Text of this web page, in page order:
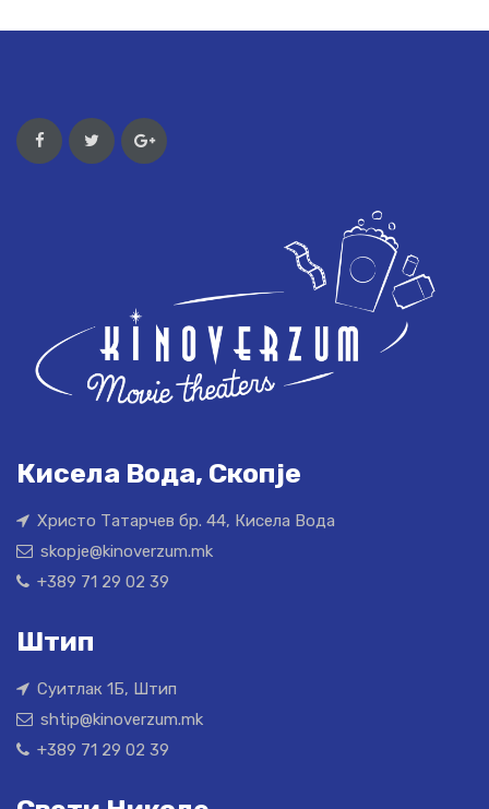
Кисела Вода, Скопје
Христо Татарчев бр. 44, Кисела Вода
skopje@kinoverzum.mk
+389 71 29 02 39
Штип
Суитлак 1Б, Штип
shtip@kinoverzum.mk
+389 71 29 02 39